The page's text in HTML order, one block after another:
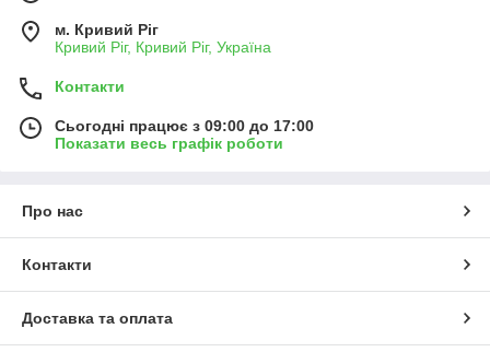
м. Кривий Ріг
Кривий Ріг, Кривий Ріг, Україна
Контакти
Сьогодні працює з 09:00 до 17:00
Показати весь графік роботи
Про нас
Контакти
Доставка та оплата